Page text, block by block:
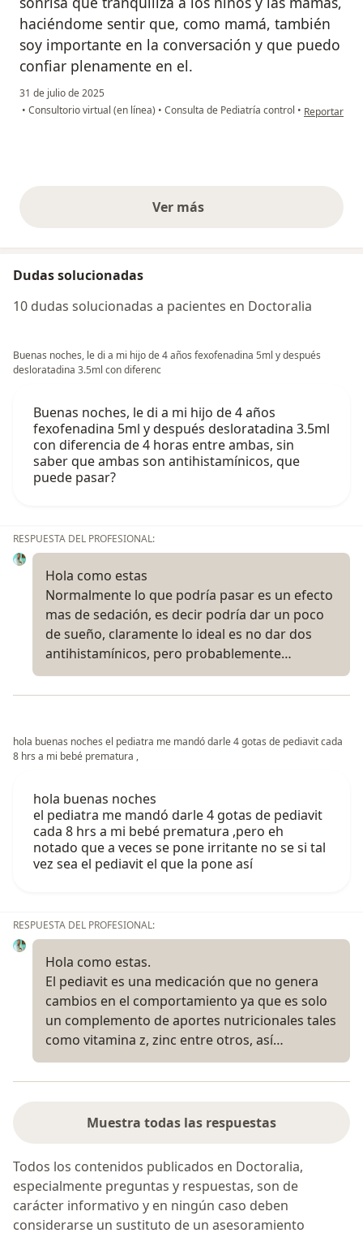
haciéndome sentir que, como mamá, también
soy importante en la conversación y que puedo
confiar plenamente en el.
31 de julio de 2025
• Consultorio virtual (en línea) • Consulta de Pediatría control • en opinión
Reportar
Ver másopiniones anteriores
Dudas solucionadas
10 dudas solucionadas a pacientes en Doctoralia
Buenas noches, le di a mi hijo de 4 años fexofenadina 5ml y después
desloratadina 3.5ml con diferenc
Buenas noches, le di a mi hijo de 4 años
fexofenadina 5ml y después desloratadina 3.5ml
con diferencia de 4 horas entre ambas, sin
saber que ambas son antihistamínicos, que
puede pasar?
RESPUESTA DEL PROFESIONAL:
Hola como estas
Normalmente lo que podría pasar es un efecto
mas de sedación, es decir podría dar un poco
de sueño, claramente lo ideal es no dar dos
antihistamínicos, pero probablemente…
hola buenas noches el pediatra me mandó darle 4 gotas de pediavit cada
8 hrs a mi bebé prematura ,
hola buenas noches
el pediatra me mandó darle 4 gotas de pediavit
cada 8 hrs a mi bebé prematura ,pero eh
notado que a veces se pone irritante no se si tal
vez sea el pediavit el que la pone así
RESPUESTA DEL PROFESIONAL:
Hola como estas.
El pediavit es una medicación que no genera
cambios en el comportamiento ya que es solo
un complemento de aportes nutricionales tales
como vitamina z, zinc entre otros, así…
Muestra todas las respuestas
Todos los contenidos publicados en Doctoralia,
especialmente preguntas y respuestas, son de
carácter informativo y en ningún caso deben
considerarse un sustituto de un asesoramiento